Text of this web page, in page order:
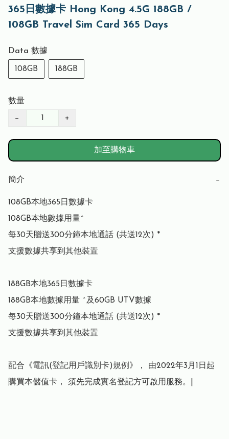
365日數據卡 Hong Kong 4.5G 188GB /
108GB Travel Sim Card 365 Days
Data 數據
108GB 188GB
數量
− +
加至購物車
簡介 −
108GB本地365日數據卡
108GB本地數據用量^
每30天贈送300分鐘本地通話 (共送12次) *
支援數據共享到其他裝置
188GB本地365日數據卡
188GB本地數據用量 ^及60GB UTV數據
每30天贈送300分鐘本地通話 (共送12次) *
支援數據共享到其他裝置
配合《電訊(登記用戶識別卡)規例》， 由2022年3月1日起
購買本儲值卡， 須先完成實名登記方可啟用服務。|